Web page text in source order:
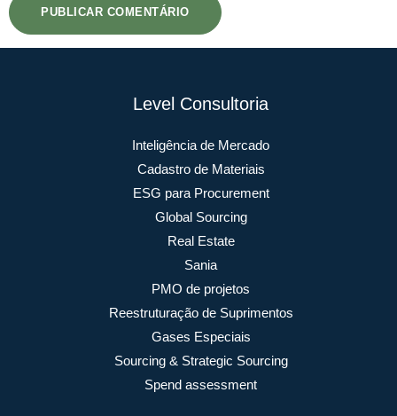
Level Consultoria
Inteligência de Mercado
Cadastro de Materiais
ESG para Procurement
Global Sourcing
Real Estate
Sania
PMO de projetos
Reestruturação de Suprimentos
Gases Especiais
Sourcing & Strategic Sourcing
Spend assessment